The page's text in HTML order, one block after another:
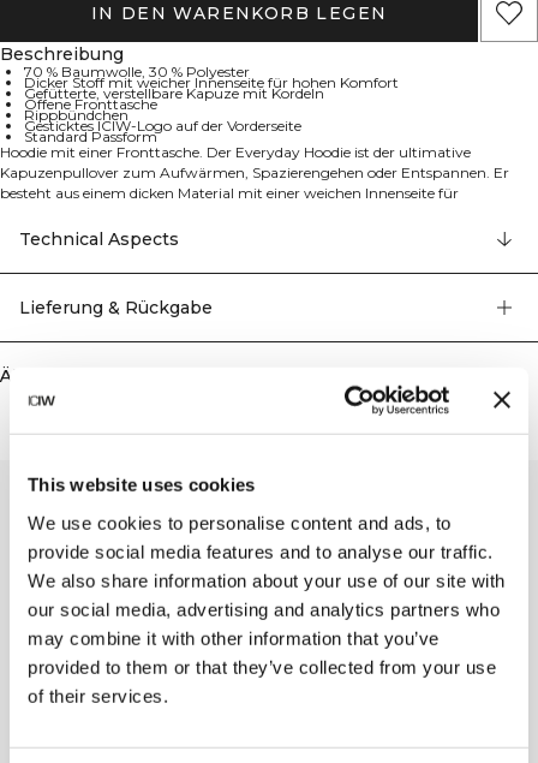
This website uses cookies
We use cookies to personalise content and ads, to
provide social media features and to analyse our traffic.
We also share information about your use of our site with
our social media, advertising and analytics partners who
may combine it with other information that you’ve
provided to them or that they’ve collected from your use
of their services.
IN DEN WARENKORB LEGEN
Beschreibung
70 % Baumwolle, 30 % Polyester
Dicker Stoff mit weicher Innenseite für hohen Komfort
Gefütterte, verstellbare Kapuze mit Kordeln
Offene Fronttasche
Rippbündchen
Gesticktes ICIW-Logo auf der Vorderseite
Standard Passform
Hoodie mit einer Fronttasche. Der Everyday Hoodie ist der ultimative
Kapuzenpullover zum Aufwärmen, Spazierengehen oder Entspannen. Er
besteht aus einem dicken Material mit einer weichen Innenseite für
Fronttasche und Rippbündchen. Gesticktes ICIW-Logo auf der Vorderseite.
Offene Fronttasche. Verstellbare Kapuze. Standard Passform. 70%
Baumwolle, 30% Polyester.
Technical Aspects
Lieferung & Rückgabe
Ähnliche Produkte